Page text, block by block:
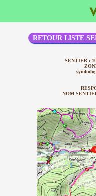
RETOUR LISTE
SENTIER :
NOM